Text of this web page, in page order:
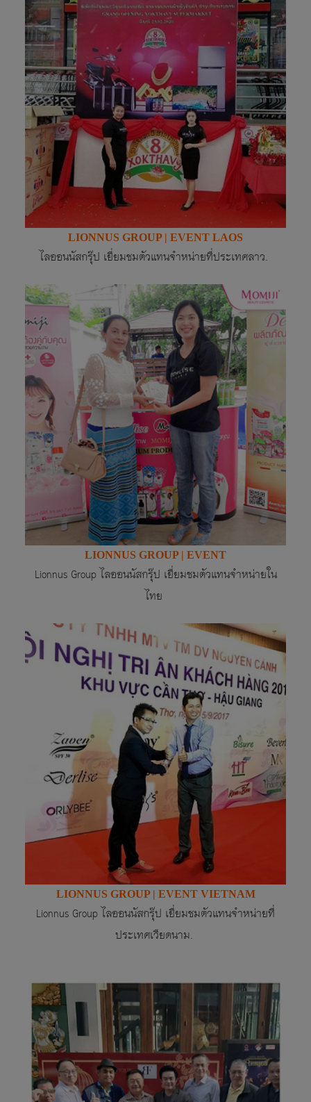
LIONNUS GROUP | EVENT LAOS
ไลออนนัสกรุ๊ป เยี่ยมชมตัวแทนจำหน่ายที่ประเทศลาว.
LIONNUS GROUP | EVENT
Lionnus Group ไลออนนัสกรุ๊ป เยี่ยมชมตัวแทนจำหน่ายใน
ไทย
LIONNUS GROUP | EVENT VIETNAM
Lionnus Group ไลออนนัสกรุ๊ป เยี่ยมชมตัวแทนจำหน่ายที่
ประเทศเวียดนาม.